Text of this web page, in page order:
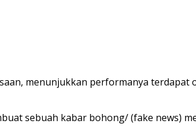
menunjukkan performanya
sebuah kabar bohong/ (fake news)